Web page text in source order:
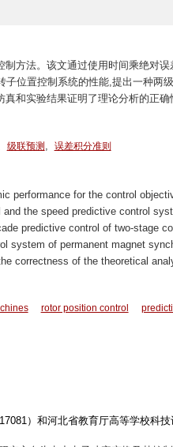
方法。该文通过使用时间乘绝对
位置控制系统的性能,提出一种两
和实验结果证明了理论分析的正
级联预测 , 误差积分准则
performance for the control
the speed predictive control
predictive control of two-stage
system of permanent magnet
correctness of the theoretical
rotor position control
）和河北省教育厅高等学校科